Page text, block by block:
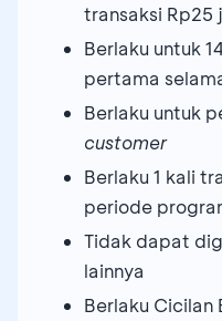
transaksi Rp25
Berlaku untuk
pertama
Berlaku untuk
customer
Berlaku 1 kali
periode
Tidak dapat
lainnya
Berlaku Cicilan